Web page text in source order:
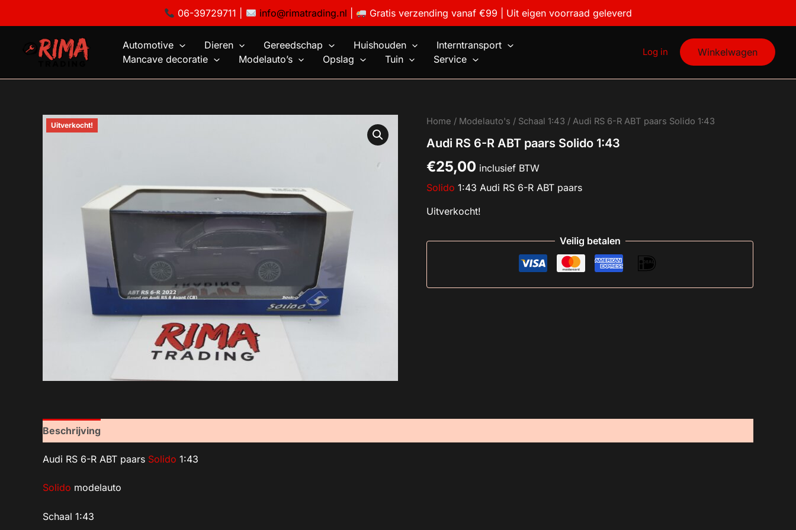
06-39729711 | info@rimatrading.nl Gratis verzending vanaf €99 | Uit eigen voorraad geleverd
inhoud
Automotive Dieren Gereedschap Huishouden
Interntransport
Mancave decoratie
Modelauto’s Opslag Tuin Service
Log in Winkelwagen
Uitverkocht! Home / Modelauto's / Schaal 1:43 / Audi RS 6-R ABT paars Solido 1:43
Audi RS 6-R ABT paars Solido 1:43
€25,00 inclusief BTW
Solido 1:43 Audi RS 6-R ABT paars
Uitverkocht!
Veilig betalen
Beschrijving
Audi RS 6-R ABT paars Solido 1:43
Solido modelauto
Schaal 1:43